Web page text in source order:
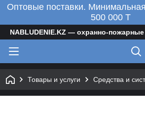
Оптовые поставки.
500 000 T
NABLUDENIE.KZ — охранно-
Товары и услуги Средства и